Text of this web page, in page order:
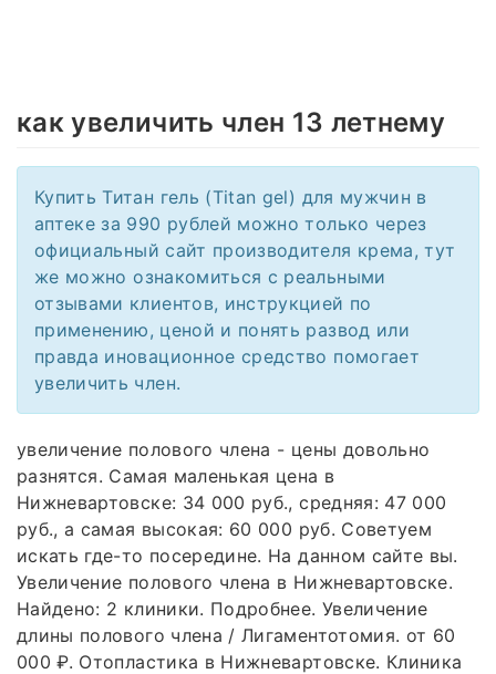
как увеличить член 13 летнему
Купить Титан гель (Titan gel) для мужчин в
аптеке за 990 рублей можно только через
официальный сайт производителя крема, тут
же можно ознакомиться с реальными
отзывами клиентов, инструкцией по
применению, ценой и понять развод или
правда иновационное средство помогает
увеличить член.
увеличение полового члена - цены довольно
разнятся. Самая маленькая цена в
Нижневартовске: 34 000 руб., средняя: 47 000
руб., а самая высокая: 60 000 руб. Советуем
искать где-то посередине. На данном сайте вы.
Увеличение полового члена в Нижневартовске.
Найдено: 2 клиники. Подробнее. Увеличение
длины полового члена / Лигаментотомия. от 60
000 ₽. Отопластика в Нижневартовске. Клиника